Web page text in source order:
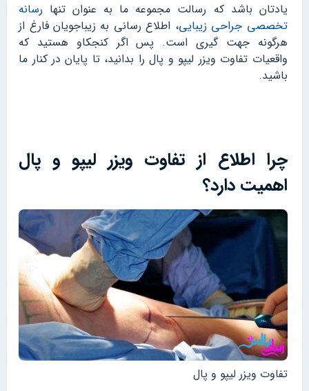
یادتان باشد که رسالت مجموعه ما به عنوان تنها رسانه
تخصصی جراحی زیبایی، اطلاع رسانی به زیباجویان فارغ از
هرگونه جهت گیری است. پس اگر کنجکاو هستید که
واقعیات تفاوت ویزر لیپو و پال را بدانید، تا پایان در کنار ما
باشید.
چرا اطلاع از تفاوت ویزر لیپو و پال
اهمیت دارد؟
تفاوت ویزر لیپو و پال